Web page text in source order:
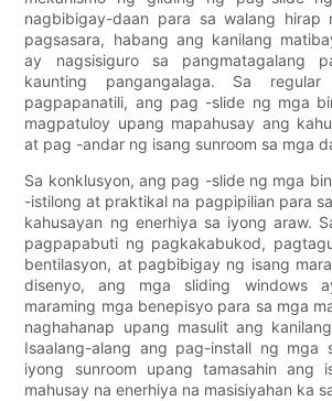
nagbibigay-daan para sa walang hirap
pagsasara, habang ang kanilang
ay nagsisiguro sa pangmatagalang
kaunting pangangalaga. Sa
pagpapanatili, ang pag -slide ng mga
magpatuloy upang mapahusay ang
at pag -andar ng isang sunroom sa mga
Sa konklusyon, ang pag -slide ng mga
-istilong at praktikal na pagpipilian para
kahusayan ng enerhiya sa iyong araw.
pagpapabuti ng pagkakabukod,
bentilasyon, at pagbibigay ng isang
disenyo, ang mga sliding windows
maraming mga benepisyo para sa mga
naghahanap upang masulit ang
Isaalang-alang ang pag-install ng mga
iyong sunroom upang tamasahin ang
mahusay na enerhiya na masisiyahan ka